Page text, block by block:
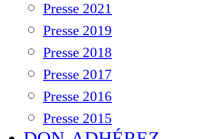
Presse 2021
Presse 2019
Presse 2018
Presse 2017
Presse 2016
Presse 2015